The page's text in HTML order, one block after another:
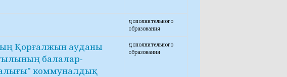
дополнительного
образования
Қорғалжын ауданы
балалар-
коммуналдық
дополнительного
образования